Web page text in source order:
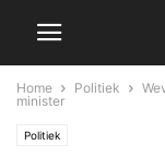
Home Politiek
minister
Politiek